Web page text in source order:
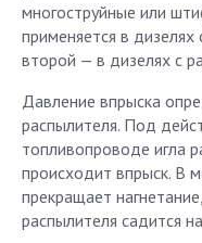
многоструйные или
применяется в
второй — в дизелях с
Давление впрыска
распылителя. Под
топливопроводе игла
происходит впрыск. В
прекращает
распылителя садится